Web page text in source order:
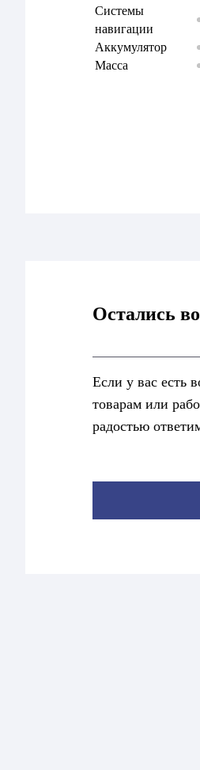
Системы
навигации
Аккумулятор
Масса
Остались
Если у вас есть
товарам или
радостью